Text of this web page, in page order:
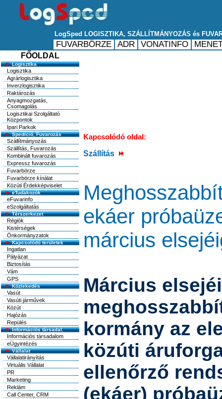
FŐOLDAL
Logisztika
Logisztika
Agrárlogisztika
Inverzlogisztika
Raktározás
Anyagmozgatás,
Csomagolás
Logisztikai Szolgáltató
Központok
Ipari Parkok
Spedició, Fuvarozás
Szállítmányozás
Szállítás, Fuvarozás
Kombinált fuvarozás
Expressz fuvarozás
Fuvarbörze
Fuvarbörze kínálat
Közúti Érdekképviselet
eTudakozók
eFuvarinfo
eSzolgáltatás
Térszerkezet
Régiók
Kistérségek
Önkormányzatok
Kapcsolódó területek
Ingatlan
Pályázat
Biztosítás
Vám
GPS
Közlekedés
Vasút
Vasúti járművek
Közút
Hajózás
Repülés
Információs társadal.
Információs társadalom
eÜgyintézés
Vállalat
Vállalatirányítás
Virtuális Vállalat
PR
Marketing
Reklám
Call Center, CRM
Kapcsolódó oldal:
Szállítás
ekáer
március
Március
kormány az
közúti
ellenőrző
(ekáer)